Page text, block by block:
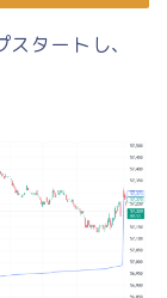
タートし、